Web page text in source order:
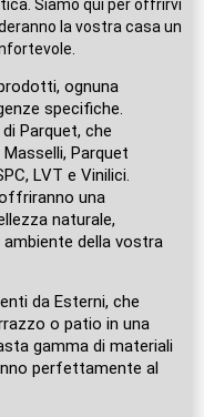
Siamo qui per offrirvi
la vostra casa un
ognuna
specifiche.
Parquet, che
Parquet
LVT e Vinilici.
una
naturale,
della vostra
da Esterni, che
o patio in una
gamma di materiali
perfettamente al